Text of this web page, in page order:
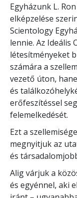
Egyházunk L.
elképzelése
Scientology
lennie. Az Ideális
létesítményeket
számára a
vezető úton,
és
erőfeszítéssel
felemelkedését.
Ezt a
megnyitjuk az
és
Alig várjuk a
és egyénnel, aki